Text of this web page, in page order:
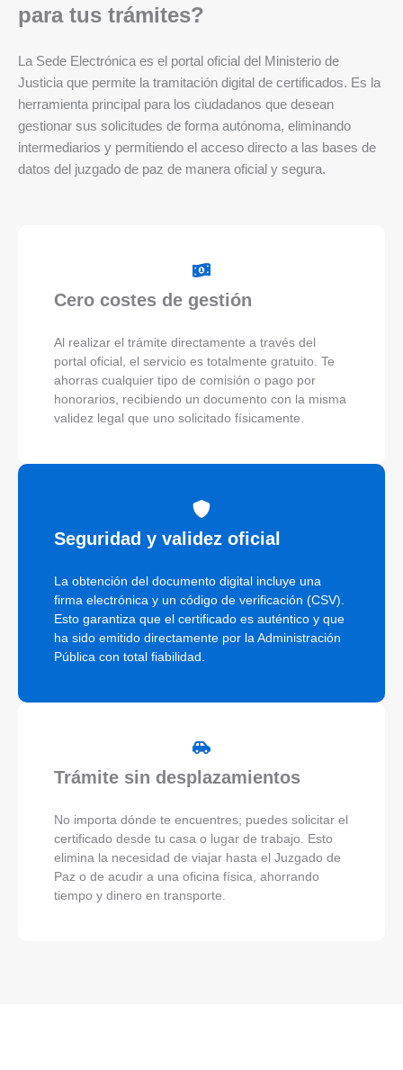
para tus trámites?
La Sede Electrónica es el portal oficial del Ministerio de
Justicia que permite la tramitación digital de certificados. Es la
herramienta principal para los ciudadanos que desean
gestionar sus solicitudes de forma autónoma, eliminando
intermediarios y permitiendo el acceso directo a las bases de
datos del juzgado de paz de manera oficial y segura.
Cero costes de gestión
Al realizar el trámite directamente a través del
portal oficial, el servicio es totalmente gratuito. Te
ahorras cualquier tipo de comisión o pago por
honorarios, recibiendo un documento con la misma
validez legal que uno solicitado físicamente.
Seguridad y validez oficial
La obtención del documento digital incluye una
firma electrónica y un código de verificación (CSV).
Esto garantiza que el certificado es auténtico y que
ha sido emitido directamente por la Administración
Pública con total fiabilidad.
Trámite sin desplazamientos
No importa dónde te encuentres; puedes solicitar el
certificado desde tu casa o lugar de trabajo. Esto
elimina la necesidad de viajar hasta el Juzgado de
Paz o de acudir a una oficina física, ahorrando
tiempo y dinero en transporte.